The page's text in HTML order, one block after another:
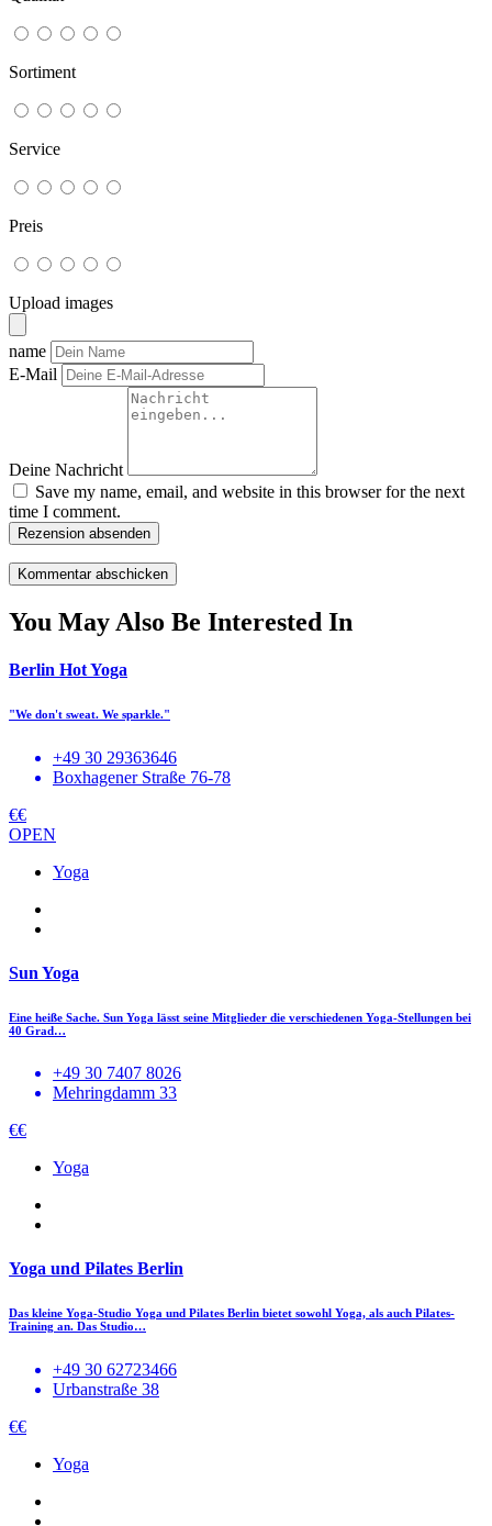
Sortiment
Service
Preis
Upload images
name
E-Mail
Deine Nachricht
Save my name, email, and website in this browser for the next
time I comment.
Rezension absenden
You May Also Be Interested In
Berlin Hot Yoga
"We don't sweat. We sparkle."
+49 30 29363646
Boxhagener Straße 76-78
€€
OPEN
Yoga
Sun Yoga
Eine heiße Sache. Sun Yoga lässt seine Mitglieder die verschiedenen Yoga-Stellungen bei
40 Grad…
+49 30 7407 8026
Mehringdamm 33
€€
Yoga
Yoga und Pilates Berlin
Das kleine Yoga-Studio Yoga und Pilates Berlin bietet sowohl Yoga, als auch Pilates-
Training an. Das Studio…
+49 30 62723466
Urbanstraße 38
€€
Yoga